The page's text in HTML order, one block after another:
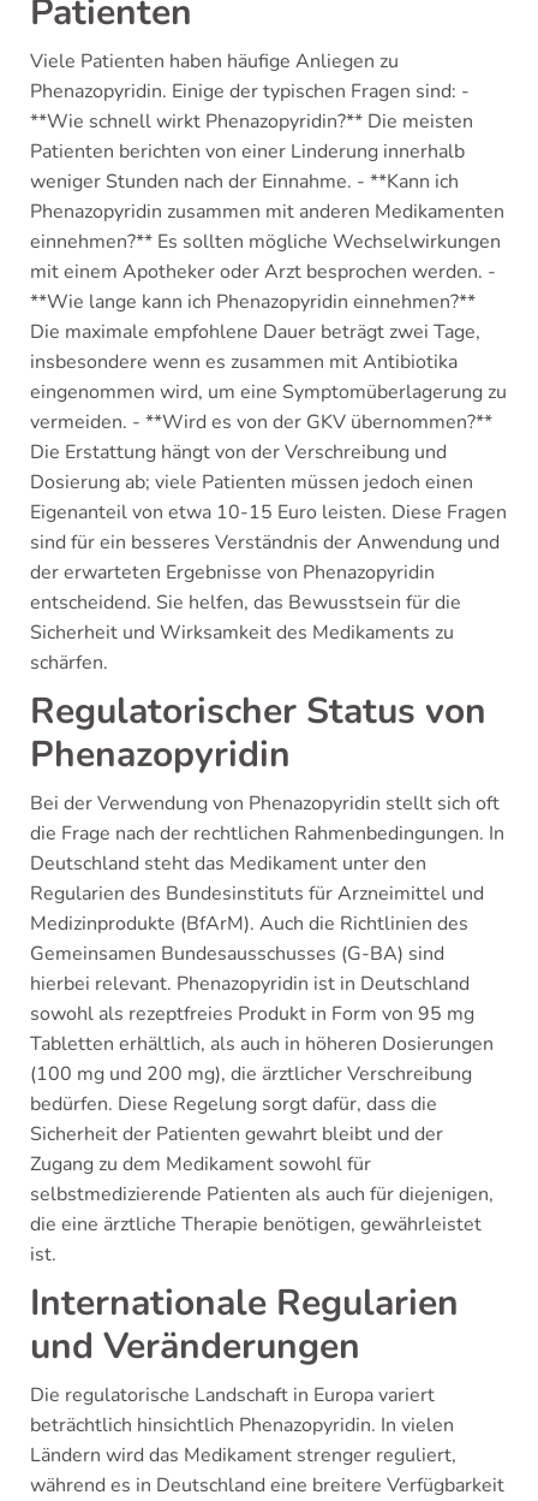
Patienten
Viele Patienten haben häufige Anliegen zu
Phenazopyridin. Einige der typischen Fragen sind: -
**Wie schnell wirkt Phenazopyridin?** Die meisten
Patienten berichten von einer Linderung innerhalb
weniger Stunden nach der Einnahme. - **Kann ich
Phenazopyridin zusammen mit anderen Medikamenten
einnehmen?** Es sollten mögliche Wechselwirkungen
mit einem Apotheker oder Arzt besprochen werden. -
**Wie lange kann ich Phenazopyridin einnehmen?**
Die maximale empfohlene Dauer beträgt zwei Tage,
insbesondere wenn es zusammen mit Antibiotika
eingenommen wird, um eine Symptomüberlagerung zu
vermeiden. - **Wird es von der GKV übernommen?**
Die Erstattung hängt von der Verschreibung und
Dosierung ab; viele Patienten müssen jedoch einen
Eigenanteil von etwa 10-15 Euro leisten. Diese Fragen
sind für ein besseres Verständnis der Anwendung und
der erwarteten Ergebnisse von Phenazopyridin
entscheidend. Sie helfen, das Bewusstsein für die
Sicherheit und Wirksamkeit des Medikaments zu
schärfen.
Regulatorischer Status von
Phenazopyridin
Bei der Verwendung von Phenazopyridin stellt sich oft
die Frage nach der rechtlichen Rahmenbedingungen. In
Deutschland steht das Medikament unter den
Regularien des Bundesinstituts für Arzneimittel und
Medizinprodukte (BfArM). Auch die Richtlinien des
Gemeinsamen Bundesausschusses (G-BA) sind
hierbei relevant. Phenazopyridin ist in Deutschland
sowohl als rezeptfreies Produkt in Form von 95 mg
Tabletten erhältlich, als auch in höheren Dosierungen
(100 mg und 200 mg), die ärztlicher Verschreibung
bedürfen. Diese Regelung sorgt dafür, dass die
Sicherheit der Patienten gewahrt bleibt und der
Zugang zu dem Medikament sowohl für
selbstmedizierende Patienten als auch für diejenigen,
die eine ärztliche Therapie benötigen, gewährleistet
ist.
Internationale Regularien
und Veränderungen
Die regulatorische Landschaft in Europa variert
beträchtlich hinsichtlich Phenazopyridin. In vielen
Ländern wird das Medikament strenger reguliert,
während es in Deutschland eine breitere Verfügbarkeit